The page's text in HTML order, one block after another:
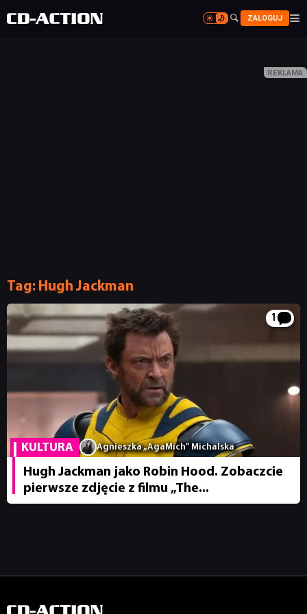

 ZALOGUJ 

RECENZJE
PUBLICYSTYKA
KULTURA
RETRO
TECHNOLOGIE
DYSKUSJE
Tag: Hugh Jackman
1
KULTURA Agnieszka „AgaMich” Michalska
Hugh Jackman jako Robin Hood. Zobaczcie
pierwsze zdjęcie z filmu „The...